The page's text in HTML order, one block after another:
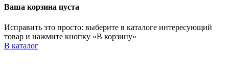
Ваша корзина пуста
Исправить это просто: выберите в каталоге интересующий
товар и нажмите кнопку «В корзину»
В каталог